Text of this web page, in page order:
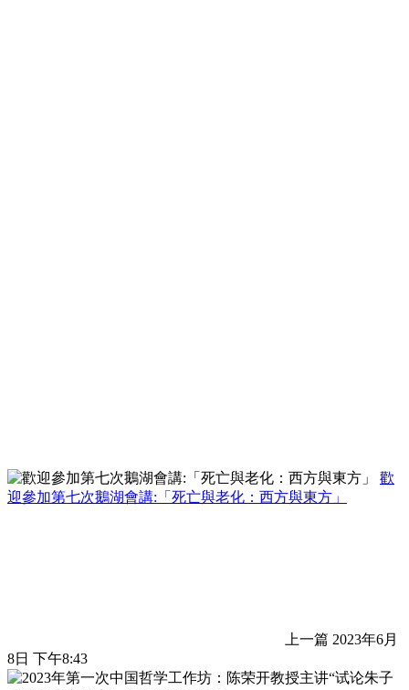
歡
迎參加第七次鵝湖會講:「死亡與老化：西方與東方」
上一篇 2023年6月
8日 下午8:43